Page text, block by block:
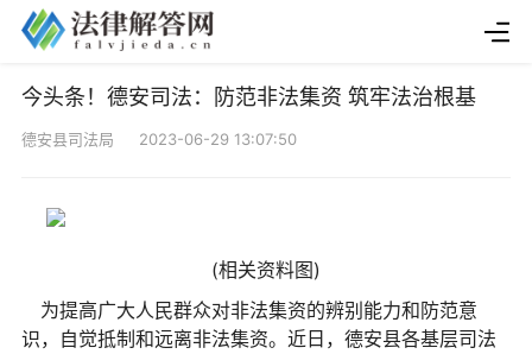
今头条！德安司法：防范非法集资 筑牢法治根基
德安县司法局 2023-06-29 13:07:50
(相关资料图)
为提高广大人民群众对非法集资的辨别能力和防范意
识，自觉抵制和远离非法集资。近日，德安县各基层司法